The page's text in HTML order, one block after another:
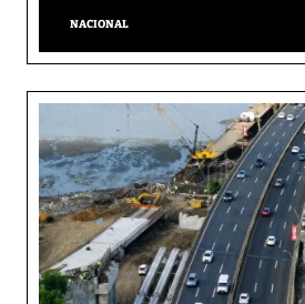
NACIONAL